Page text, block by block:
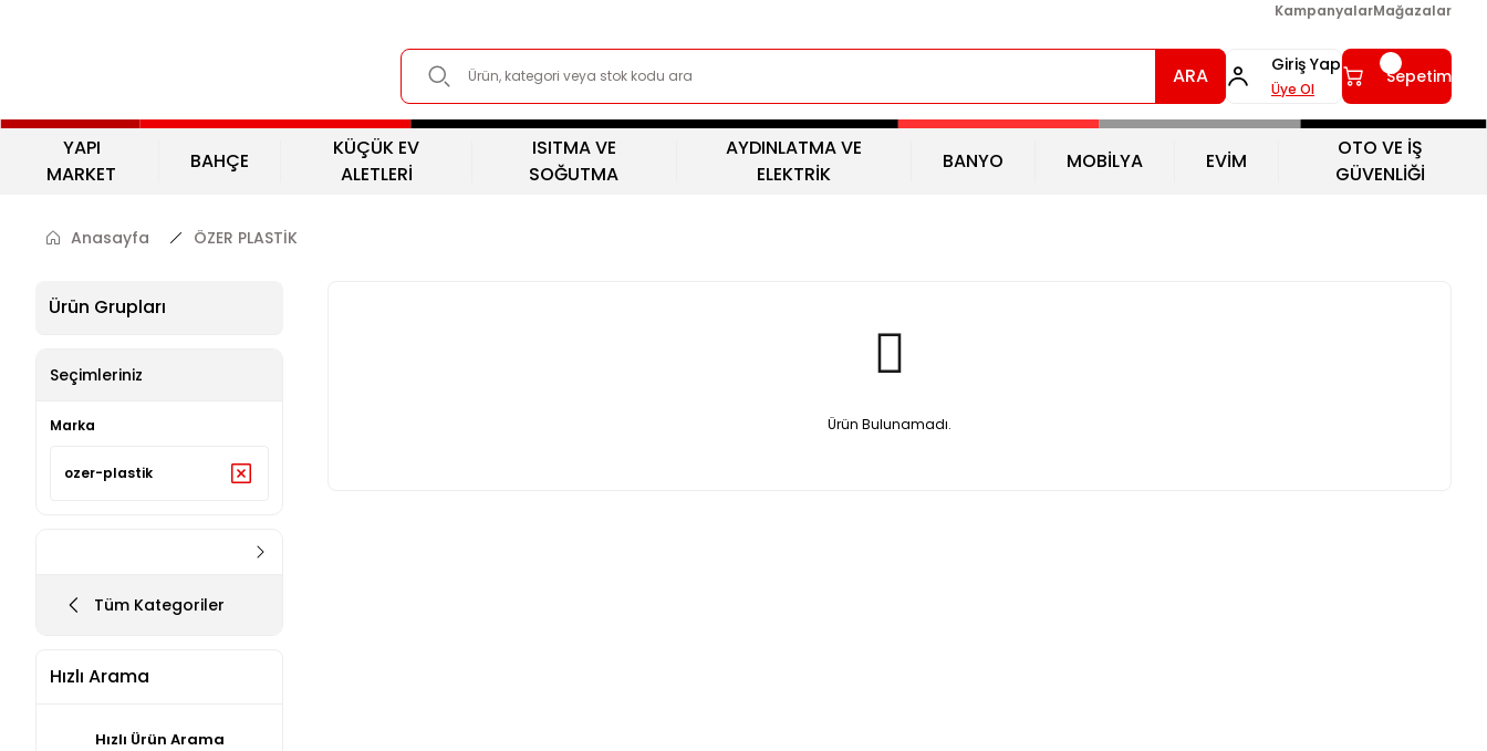
KampanyalarMağazalar
ARA Giriş Yap
Üye Ol
Sepetim
YAPI
MARKET
BAHÇE
KÜÇÜK EV
ALETLERİ
ISITMA VE
SOĞUTMA
AYDINLATMA VE
ELEKTRİK
BANYO MOBİLYA EVİM
OTO VE İŞ
GÜVENLİĞİ
Anasayfa ÖZER PLASTİK
Ürün Grupları
Seçimleriniz
Marka
ozer-plastik
Tüm Kategoriler
Hızlı Arama
Hızlı Ürün Arama
Ürün Bulunamadı.